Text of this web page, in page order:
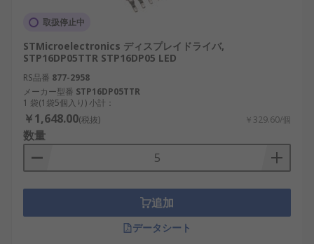
取扱停止中
STMicroelectronics ディスプレイドライバ,
STP16DP05TTR STP16DP05 LED
RS品番 877-2958
メーカー型番 STP16DP05TTR
1 袋(1袋5個入り) 小計：
￥1,648.00(税抜) ￥329.60/個
数量
追加
データシート